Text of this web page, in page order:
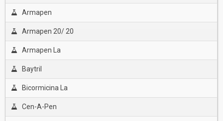
Armapen
Armapen 20/ 20
Armapen La
Baytril
Bicormicina La
Cen-A-Pen